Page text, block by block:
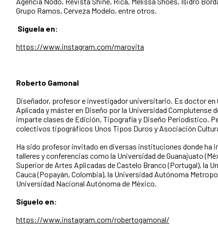
Grupo Ramos, Cerveza Modelo, entre otros.
Síguela en:
https://www.instagram.com/marovita
Roberto Gamonal
Diseñador, profesor e investigador universitario. Es doctor en
Aplicada y máster en Diseño por la Universidad Complutense
imparte clases de Edición, Tipografía y Diseño Periodístico.
colectivos tipográficos Unos Tipos Duros y Asociación
Ha sido profesor invitado en diversas instituciones donde ha
talleres y conferencias como la Universidad de Guanajuato
Superior de Artes Aplicadas de Castelo Branco (Portugal), la
Cauca (Popayán, Colombia), la Universidad Autónoma
Universidad Nacional Autónoma de México.
Síguelo en:
https://www.instagram.com/robertogamonal/